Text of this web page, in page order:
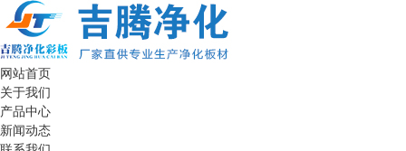
网站首页
关于我们
产品中心
新闻动态